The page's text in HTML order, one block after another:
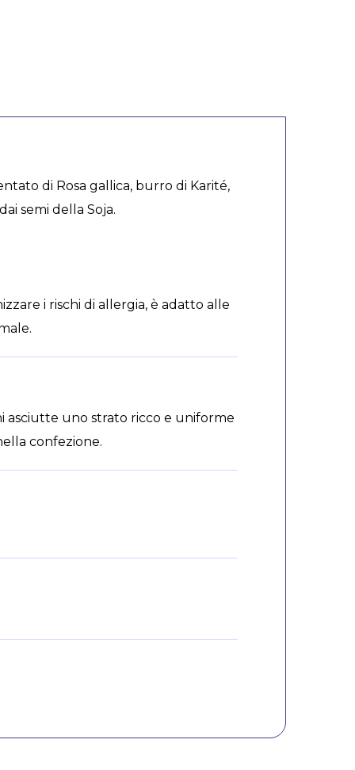
di Rosa gallica, burro di Karité,
semi della Soja.
i rischi di allergia, è adatto alle
asciutte uno strato ricco e uniforme
confezione.